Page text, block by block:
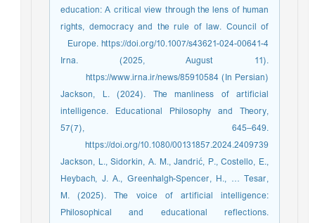
education: A critical view through the lens of human
rights, democracy and the rule of law. Council of
Europe. https://doi.org/10.1007/s43621-024-00641-4
Irna. (2025, August 11).
https://www.irna.ir/news/85910584 (In Persian)
Jackson, L. (2024). The manliness of artificial
intelligence. Educational Philosophy and Theory,
57(7), 645–649.
https://doi.org/10.1080/00131857.2024.2409739
Jackson, L., Sidorkin, A. M., Jandrić, P., Costello, E.,
Heybach, J. A., Greenhalgh-Spencer, H., … Tesar,
M. (2025). The voice of artificial intelligence:
Philosophical and educational reflections.